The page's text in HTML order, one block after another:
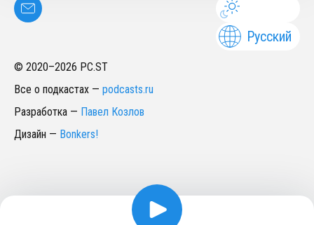
Русский
© 2020–2026 PC.ST
Все о подкастах — podcasts.ru
Разработка — Павел Козлов
Дизайн — Bonkers!